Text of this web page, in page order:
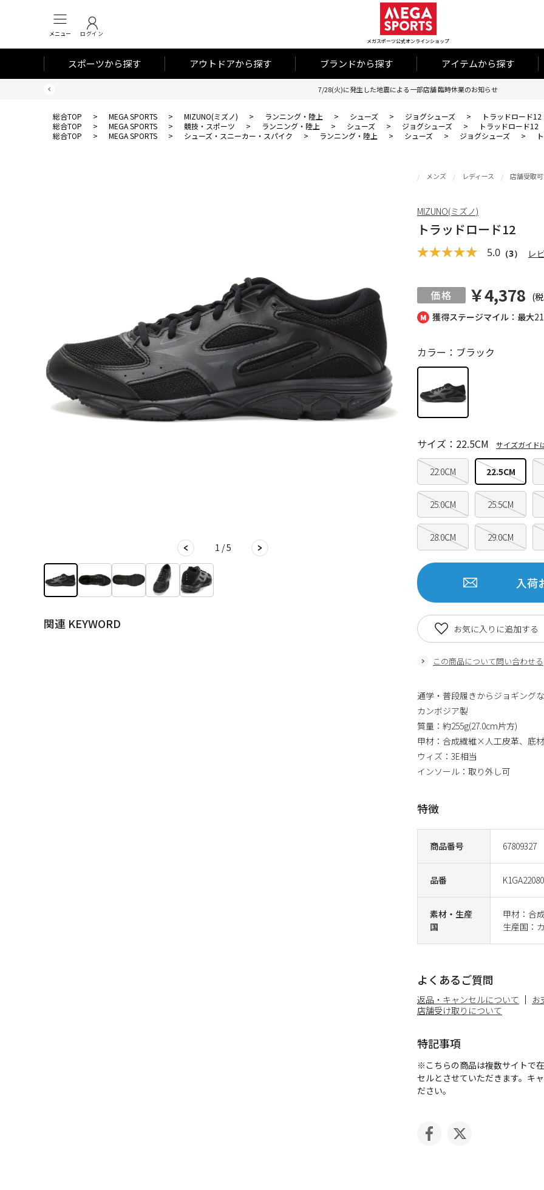
メニュー ログイン
メガスポーツ公式オンラインショップ
スポーツから探す アウトドアから探す ブランドから探す アイテムから探す
7/28(火)に発生した地震による一部店舗 臨時休業のお知らせ
総合TOP > MEGA SPORTS > MIZUNO(ミズノ) > ランニング・陸上 > シューズ > ジョグシューズ >
トラッドロード12
総合TOP
> MEGA SPORTS > 競技・スポーツ > ランニング・陸上 > シューズ > ジョグシューズ >
トラッドロード12
総合TOP
> MEGA SPORTS > シューズ・スニーカー・スパイク > ランニング・陸上 > シューズ > ジョグシューズ >
1 / 5
関連 KEYWORD
獲得ステージマイル：最大
メンズ レディース 店舗受取
トラッドロード12
5.0 （3） レ
￥4,378 (
商品番号 67809327
品番
素材・生産
国
甲材：合
生産国：
カラー：ブラック
22.0CM 22.5CM
25.0CM 25.5CM
28.0CM 29.0CM
サイズ：22.5CM サイズガイド
入荷
この商品について問い合わせる
お気に入りに追加する
MIZUNO(ミズノ)
通学・普段履きからジョギング
カンボジア製
質量：約255g(27.0cm片方)
甲材：合成繊維×人工皮革、底
ウィズ：3E相当
インソール：取り外し可
特徴
よくあるご質問
返品・キャンセルについて
お
店舗受け取りについて
特記事項
※こちらの商品は複数サイトで
セルとさせていただきます。キ
ださい。